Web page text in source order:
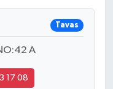
Tavas
A
17 08